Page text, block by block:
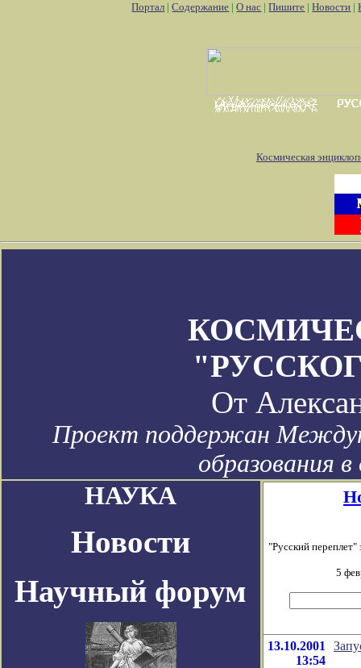
Портал |Содержание |О нас |Пишите |Новости |
Космическая
От
Проект поддержан
образования
НАУКА
Новости
Научный форум
"Русский
5
13.10.2001
13:54